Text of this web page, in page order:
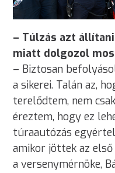
– Túlzás azt
miatt dolgozol
– Biztosan
a sikerei. Talán az,
terelődtem, nem
éreztem, hogy ez
túraautózás
amikor jöttek az
a versenymérnöke,